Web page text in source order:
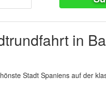
in
Stadt Spaniens auf der